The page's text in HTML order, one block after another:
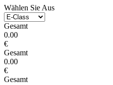
Wählen Sie Aus
Gesamt
0.00
€
Gesamt
0.00
€
Gesamt